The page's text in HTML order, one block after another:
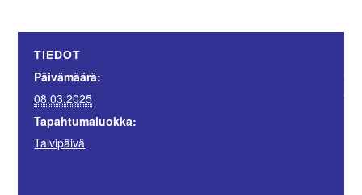
TIEDOT
Päivämäärä:
08.03.2025
Tapahtumaluokka:
Talvipäivä